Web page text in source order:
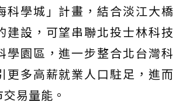
科學城」計畫，結合淡江大橋
建設，可望串聯北投士林科技
學園區，進一步整合北台灣科
更多高薪就業人口駐足，進而
易量能。